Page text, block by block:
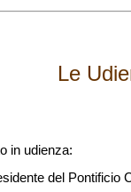
Le
in udienza:
del Pontificio